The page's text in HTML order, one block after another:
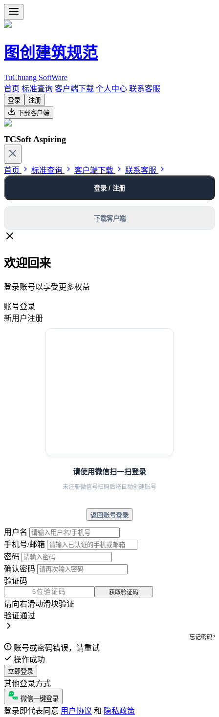
图创建筑规范
TuChuang SoftWare
首页 标准查询 客户端下载 个人中心 联系客服
登录
注册
下载客户端
TCSoft Aspiring
首页 标准查询 客户端下载 联系客服
登录 / 注册
下载客户端
欢迎回来
登录账号以享受更多权益
账号登录
新用户注册
请使用微信扫一扫登录
未注册微信号扫码后将自动创建账号
返回账号登录
用户名
手机号/邮箱
密码
确认密码
验证码
获取验证码
请向右滑动滑块验证
验证通过
忘记密码?
账号或密码错误，请重试
操作成功
立即登录
其他登录方式
微信一键登录
登录即代表同意 用户协议 和 隐私政策